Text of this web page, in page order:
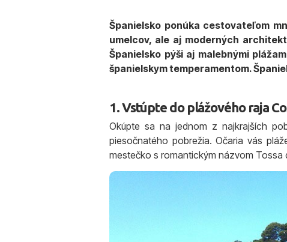
Španielsko ponúka cestovateľom
umelcov, ale aj moderných
Španielsko pýši aj malebnými
španielskym temperamentom.
1. Vstúpte do plážového raja
Okúpte sa na jednom z najkrajších
piesočnatého pobrežia. Očaria vás
mestečko s romantickým názvom Tossa